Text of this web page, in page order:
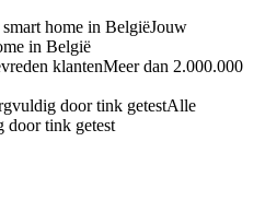
Jouw
in België
Meer dan 2.000.000
Alle
door tink getest